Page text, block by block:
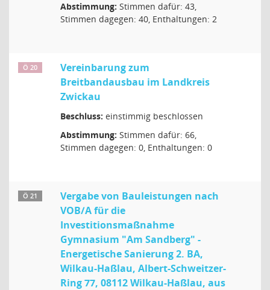
Abstimmung: Stimmen dafür: 43,
Stimmen dagegen: 40, Enthaltungen: 2
Ö 20
Vereinbarung zum
Breitbandausbau im Landkreis
Zwickau
Beschluss: einstimmig beschlossen
Abstimmung: Stimmen dafür: 66,
Stimmen dagegen: 0, Enthaltungen: 0
Ö 21
Vergabe von Bauleistungen nach
VOB/A für die
Investitionsmaßnahme
Gymnasium "Am Sandberg" -
Energetische Sanierung 2. BA,
Wilkau-Haßlau, Albert-Schweitzer-
Ring 77, 08112 Wilkau-Haßlau, aus